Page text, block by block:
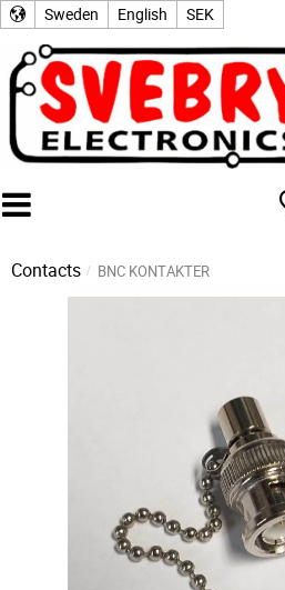
Sweden English SEK
Contacts BNC KONTAKTER